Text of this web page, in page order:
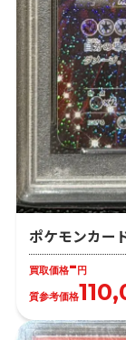
ポケモンカー
買取価格- 円
質参考価格